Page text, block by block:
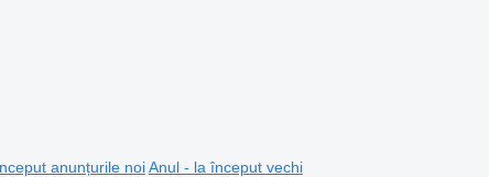
anunțurile noi Anul - la început vechi